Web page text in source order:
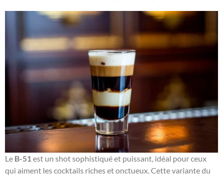
Le B-51est un shot sophistiqué et puissant, idéal pour ceux
qui aiment les cocktails riches et onctueux. Cette variante du